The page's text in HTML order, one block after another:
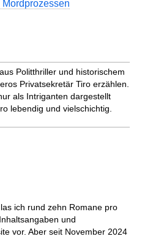
Politthriller und historischem
Privatsekretär Tiro erzählen.
als Intriganten dargestellt
lebendig und vielschichtig.
ich rund zehn Romane pro
und
vor. Aber seit November 2024